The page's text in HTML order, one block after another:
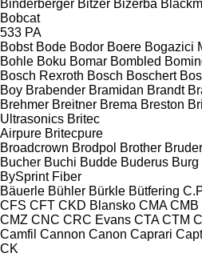
Binderberger Bitzer Bizerba
Bobcat
533 PA
Bobst Bode Bodor Boere Bogazici
Bohle Boku Bomar Bombled
Bosch Rexroth Bosch Boschert
Boy Brabender Bramidan Brandt
Brehmer Breitner Brema Breston
Ultrasonics Britec
Airpure Britecpure
Broadcrown Brodpol Brother
Bucher Buchi Budde Buderus Burg
BySprint Fiber
Bäuerle Bühler Bürkle Bütfering
CFS CFT CKD Blansko CMA CMB
CMZ CNC CRC Evans CTA CTM
Camfil Cannon Canon Caprari
CK